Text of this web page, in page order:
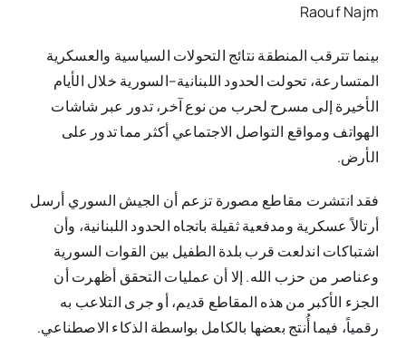
Raouf Najm
بينما تترقب المنطقة نتائج التحولات السياسية والعسكرية
المتسارعة، تحولت الحدود اللبنانية–السورية خلال الأيام
الأخيرة إلى مسرح لحرب من نوع آخر، تدور عبر شاشات
الهواتف ومواقع التواصل الاجتماعي أكثر مما تدور على
الأرض.
فقد انتشرت مقاطع مصورة تزعم أن الجيش السوري أرسل
أرتالاً عسكرية ومدفعية ثقيلة باتجاه الحدود اللبنانية، وأن
اشتباكات اندلعت قرب بلدة الطفيل بين القوات السورية
وعناصر من حزب الله. إلا أن عمليات التحقق أظهرت أن
الجزء الأكبر من هذه المقاطع قديم، أو جرى التلاعب به
رقمياً، فيما أُنتج بعضها بالكامل بواسطة الذكاء الاصطناعي.